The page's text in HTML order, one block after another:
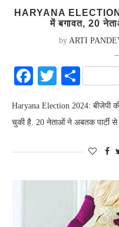
HARYANA
में बगावत, 20
by ARTI
Facebook
Twitter
Share
Haryana Election 2024: बीजेपी
चुकी है. 20 नेताओं ने अबतक पार्टी से